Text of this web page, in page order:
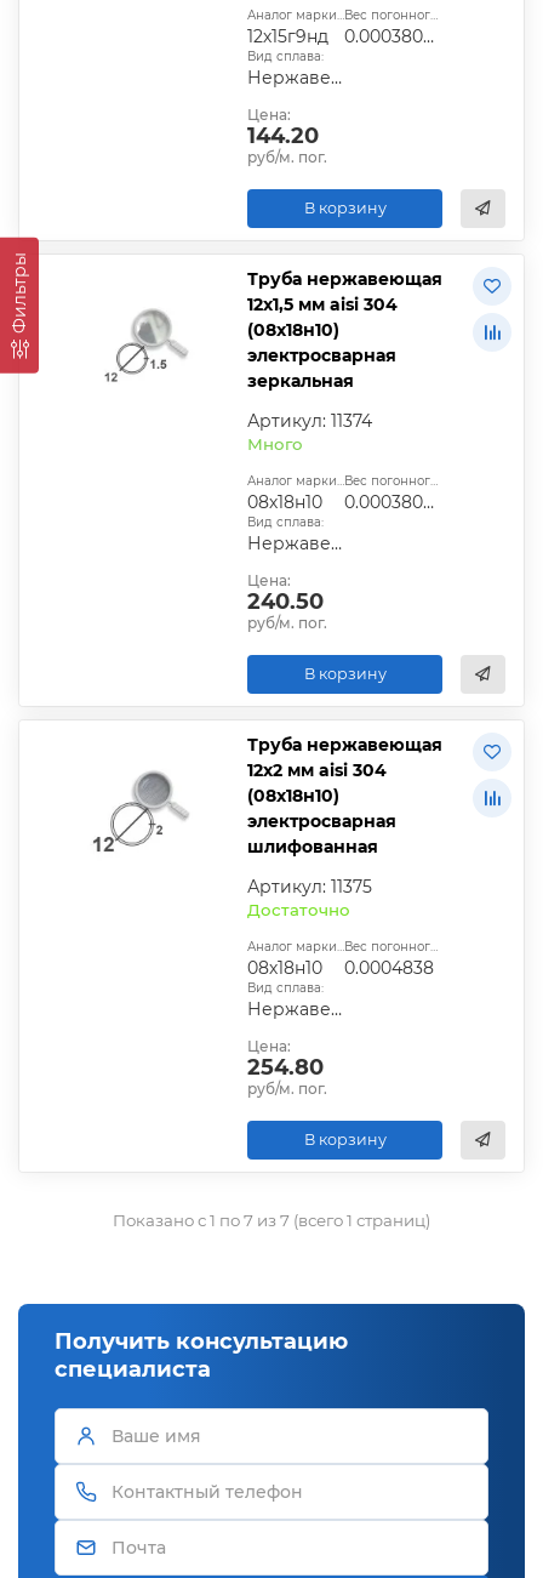
Фильтры
Аналог марки стали:
12х15г9нд
Вес погонного метра, т.:
0.0003809925
Вид сплава:
Нержавеющая сталь
Цена:
144.20
руб/м. пог.
В корзину
Труба нержавеющая
12х1,5 мм aisi 304
(08х18н10)
электросварная
зеркальная
Артикул: 11374
Много
Аналог марки стали:
08х18н10
Вес погонного метра, т.:
0.0003809925
Вид сплава:
Нержавеющая сталь
Цена:
240.50
руб/м. пог.
В корзину
Труба нержавеющая
12х2 мм aisi 304
(08х18н10)
электросварная
шлифованная
Артикул: 11375
Достаточно
Аналог марки стали:
08х18н10
Вес погонного метра, т.:
0.0004838
Вид сплава:
Нержавеющая сталь
Цена:
254.80
руб/м. пог.
В корзину
Показано с 1 по 7 из 7 (всего 1 страниц)
Получить консультацию
специалиста